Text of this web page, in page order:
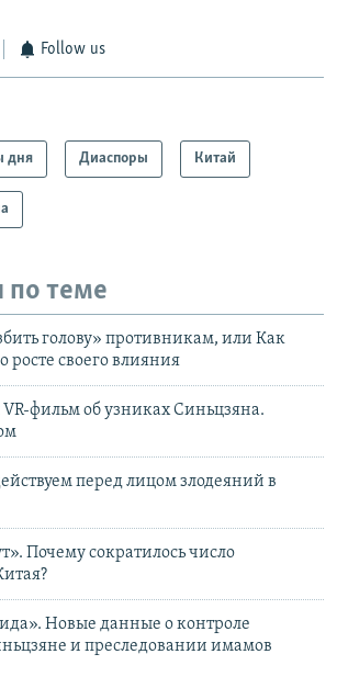
Follow us
дня Диаспоры Китай
теме
голову» противникам, или Как
росте своего влияния
VR-фильм об узниках Синьцзяна.
перед лицом злодеяний в
Почему сократилось число
Новые данные о контроле
и преследовании имамов